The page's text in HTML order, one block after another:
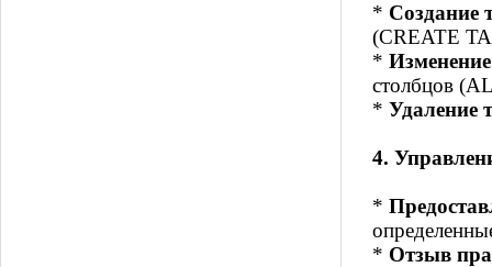
* Создание
(CREATE
*
столбцов
* Удаление
4.
*
* Отзыв